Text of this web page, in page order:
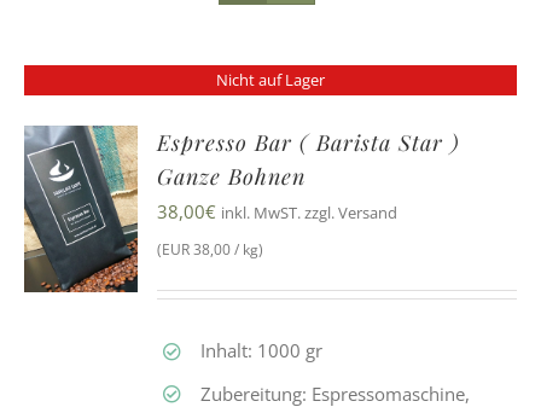
Nicht auf Lager
Espresso Bar ( Barista Star )
Ganze Bohnen
38,00€ inkl. MwST. zzgl. Versand
(EUR 38,00 / kg)
Inhalt: 1000 gr
Zubereitung: Espressomaschine,